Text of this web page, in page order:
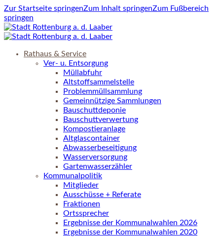
Zur Startseite springenZum Inhalt springenZum Fußbereich
springen
Rathaus & Service
Ver- u. Entsorgung
Müllabfuhr
Altstoffsammelstelle
Problemmüllsammlung
Gemeinnützige Sammlungen
Bauschuttdeponie
Bauschuttverwertung
Kompostieranlage
Altglascontainer
Abwasserbeseitigung
Wasserversorgung
Gartenwasserzähler
Kommunalpolitik
Mitglieder
Ausschüsse + Referate
Fraktionen
Ortssprecher
Ergebnisse der Kommunalwahlen 2026
Ergebnisse der Kommunalwahlen 2020